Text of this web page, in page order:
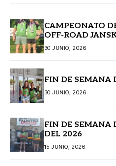
CAMPEONATO
OFF-ROAD JANSKE LAZNE (REPÚBLICA
CHECA)
30 JUNIO, 2026
FIN DE SEMANA
30 JUNIO, 2026
FIN DE SEMANA
DEL 2026
15 JUNIO, 2026